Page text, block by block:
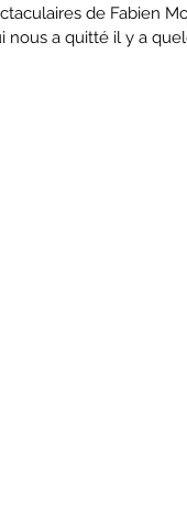
de Fabien
a quitté il y a